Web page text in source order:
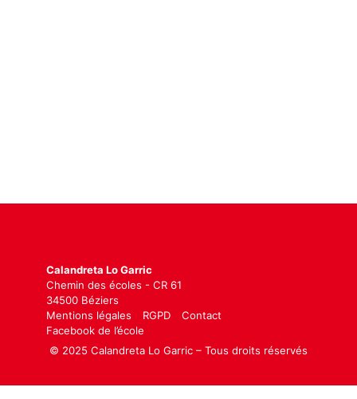
Calandreta Lo Garric
Chemin des écoles - CR 61
34500 Béziers
Mentions légales
RGPD
Contact
Facebook de l’école
© 2025 Calandreta Lo Garric – Tous droits réservés